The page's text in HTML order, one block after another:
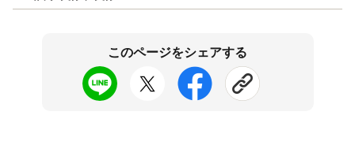
このページをシェアする